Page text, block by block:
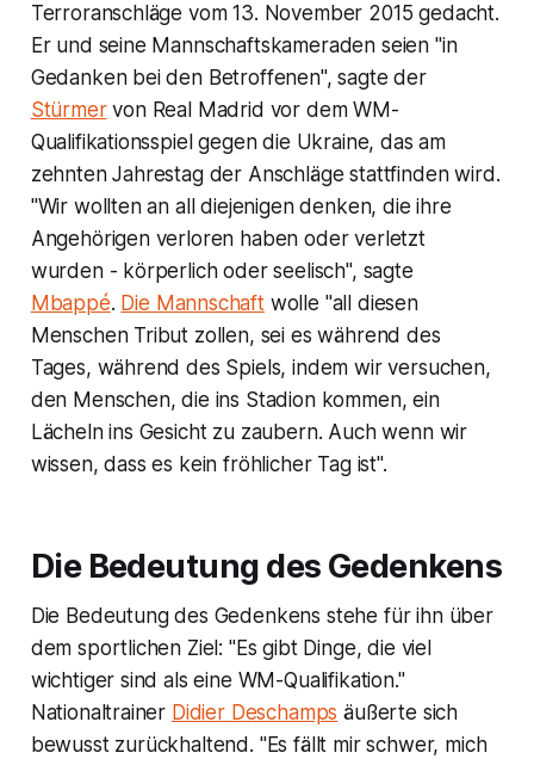
Terroranschläge vom 13. November 2015 gedacht.
Er und seine Mannschaftskameraden seien "in
Gedanken bei den Betroffenen", sagte der
Stürmervon Real Madrid vor dem WM-
Qualifikationsspiel gegen die Ukraine, das am
zehnten Jahrestag der Anschläge stattfinden wird.
"Wir wollten an all diejenigen denken, die ihre
Angehörigen verloren haben oder verletzt
wurden - körperlich oder seelisch", sagte
Mbappé. Die Mannschaftwolle "all diesen
Menschen Tribut zollen, sei es während des
Tages, während des Spiels, indem wir versuchen,
den Menschen, die ins Stadion kommen, ein
Lächeln ins Gesicht zu zaubern. Auch wenn wir
wissen, dass es kein fröhlicher Tag ist".
Die Bedeutung des Gedenkens
Die Bedeutung des Gedenkens stehe für ihn über
dem sportlichen Ziel: "Es gibt Dinge, die viel
wichtiger sind als eine WM-Qualifikation."
Nationaltrainer Didier Deschamps äußerte sich
bewusst zurückhaltend. "Es fällt mir schwer, mich